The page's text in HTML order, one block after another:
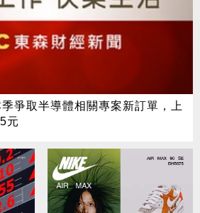
爭取半導體相關專案新訂單，上
元